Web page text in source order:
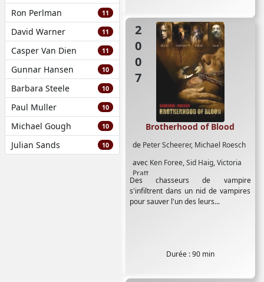
Ron Perlman 11
David Warner 11
Casper Van Dien 11
Gunnar Hansen 10
Barbara Steele 10
Paul Muller 10
Michael Gough 10
Julian Sands 10
2007
de Peter Scheerer, Michael Roesch
avec Ken Foree,Sid Haig,Victoria
Pratt
Brotherhood of Blood
Des chasseurs de vampire
s'infiltrent dans un nid de vampires
pour sauver l'un des leurs...
Durée : 90 min